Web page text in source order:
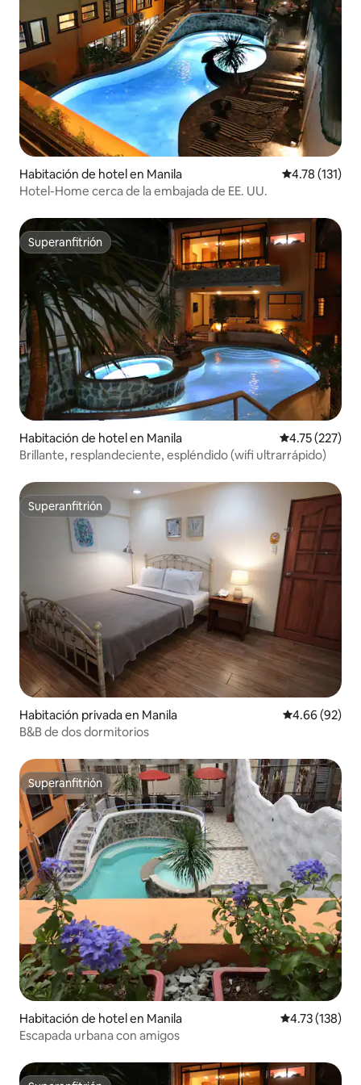
Habitación de hotel en Manila Calificación
4.78 (131)
Hotel-Home cerca de la embajada de EE. UU.
Superanfitrión
Superanfitrión
Habitación de hotel en Manila Calificación
4.75 (227)
Brillante, resplandeciente, espléndido (wifi ultrarrápido)
Superanfitrión
Superanfitrión
Habitación privada en Manila Calificación
4.66 (92)
B&B de dos dormitorios
Superanfitrión
Superanfitrión
Habitación de hotel en Manila Calificación
4.73 (138)
Escapada urbana con amigos